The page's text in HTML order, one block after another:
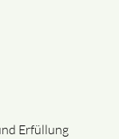
Erfüllung